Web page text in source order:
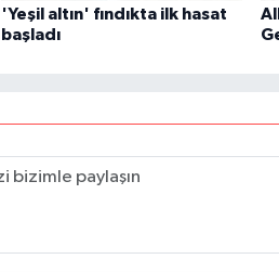
'Yeşil altın' fındıkta ilk hasat
başladı